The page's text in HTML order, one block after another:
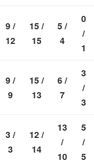
9 /
12
15 /
15
5 /
4
0
/
1
9 /
9
15 /
13
6 /
7
3
/
3
3 /
3
12 /
14
13
/
10
5
/
5